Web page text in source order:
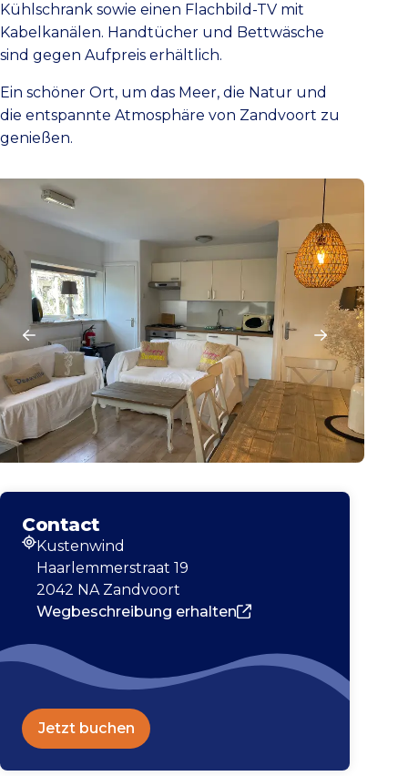
Kühlschrank sowie einen Flachbild-TV mit
Kabelkanälen. Handtücher und Bettwäsche
sind gegen Aufpreis erhältlich.
Ein schöner Ort, um das Meer, die Natur und
die entspannte Atmosphäre von Zandvoort zu
genießen.
Contact
Adresse
Kustenwind
Haarlemmerstraat 19
2042 NA Zandvoort
Wegbeschreibung erhalten
Jetzt buchen